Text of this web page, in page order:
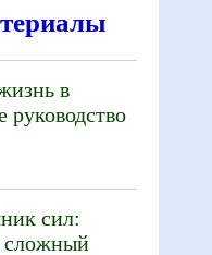
в
руководство
сил:
сложный